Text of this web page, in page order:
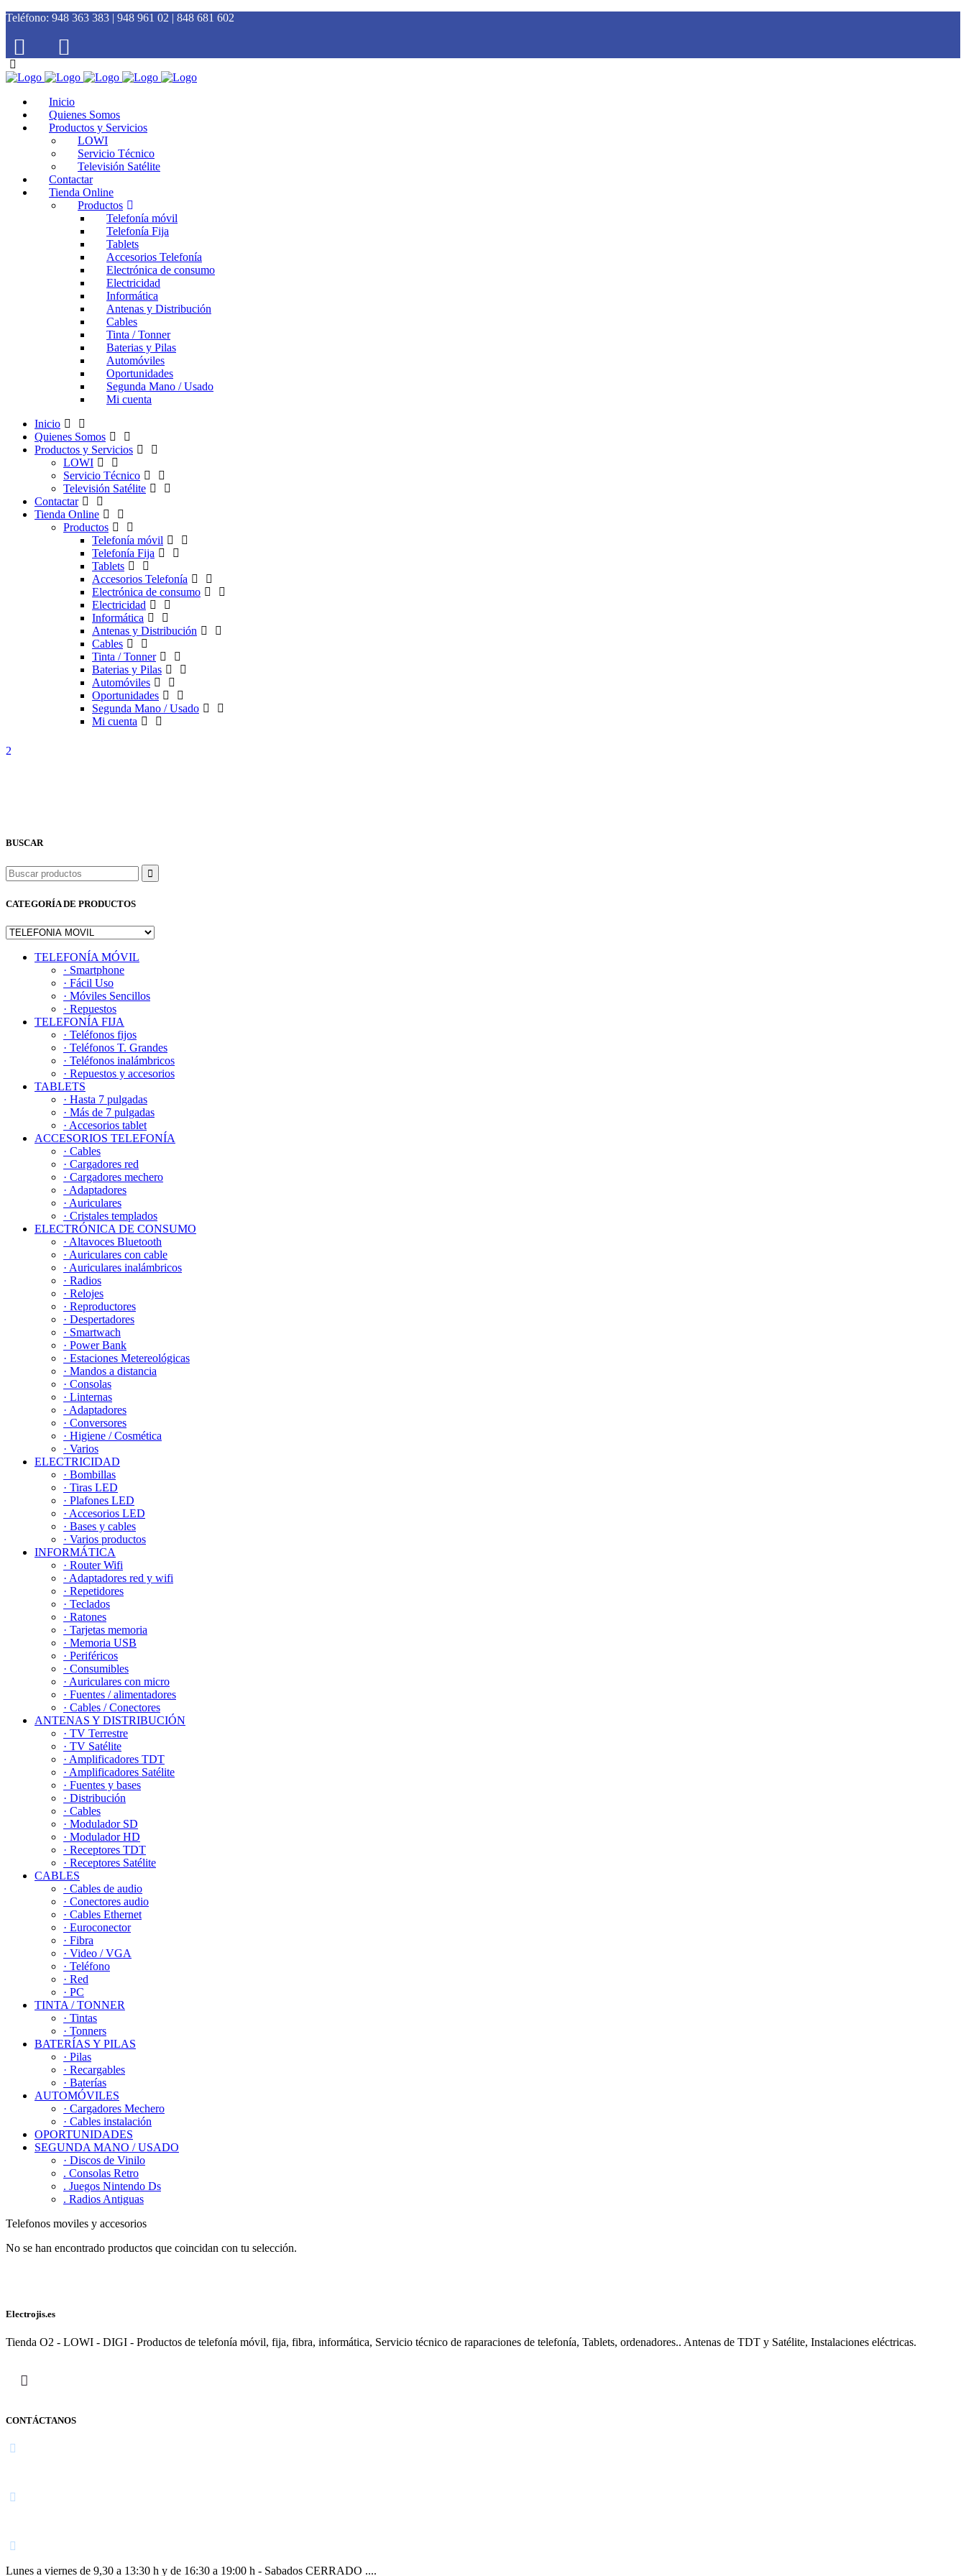
Teléfono: 948 363 383 | 948 961 02 | 848 681 602
Inicio
Quienes Somos
Productos y Servicios
LOWI
Servicio Técnico
Televisión Satélite
Contactar
Tienda Online
Productos
Telefonía móvil
Telefonía Fija
Tablets
Accesorios Telefonía
Electrónica de consumo
Electricidad
Informática
Antenas y Distribución
Cables
Tinta / Tonner
Baterias y Pilas
Automóviles
Oportunidades
Segunda Mano / Usado
Mi cuenta
Inicio
Quienes Somos
Productos y Servicios
LOWI
Servicio Técnico
Televisión Satélite
Contactar
Tienda Online
Productos
Telefonía móvil
Telefonía Fija
Tablets
Accesorios Telefonía
Electrónica de consumo
Electricidad
Informática
Antenas y Distribución
Cables
Tinta / Tonner
Baterias y Pilas
Automóviles
Oportunidades
Segunda Mano / Usado
Mi cuenta
BUSCAR
Buscar
CATEGORÍA DE PRODUCTOS
TELEFONÍA MÓVIL
· Smartphone
· Fácil Uso
· Móviles Sencillos
· Repuestos
TELEFONÍA FIJA
· Teléfonos fijos
· Teléfonos T. Grandes
· Teléfonos inalámbricos
· Repuestos y accesorios
TABLETS
· Hasta 7 pulgadas
· Más de 7 pulgadas
· Accesorios tablet
ACCESORIOS TELEFONÍA
· Cables
· Cargadores red
· Cargadores mechero
· Adaptadores
· Auriculares
· Cristales templados
ELECTRÓNICA DE CONSUMO
· Altavoces Bluetooth
· Auriculares con cable
· Auriculares inalámbricos
· Radios
· Relojes
· Reproductores
· Despertadores
· Smartwach
· Power Bank
· Estaciones Metereológicas
· Mandos a distancia
· Consolas
· Linternas
· Adaptadores
· Conversores
· Higiene / Cosmética
· Varios
ELECTRICIDAD
· Bombillas
· Tiras LED
· Plafones LED
· Accesorios LED
· Bases y cables
· Varios productos
INFORMÁTICA
· Router Wifi
· Adaptadores red y wifi
· Repetidores
· Teclados
· Ratones
· Tarjetas memoria
· Memoria USB
· Periféricos
· Consumibles
· Auriculares con micro
· Fuentes / alimentadores
· Cables / Conectores
ANTENAS Y DISTRIBUCIÓN
· TV Terrestre
· TV Satélite
· Amplificadores TDT
· Amplificadores Satélite
· Fuentes y bases
· Distribución
· Cables
· Modulador SD
· Modulador HD
· Receptores TDT
· Receptores Satélite
CABLES
· Cables de audio
· Conectores audio
· Cables Ethernet
· Euroconector
· Fibra
· Video / VGA
· Teléfono
· Red
· PC
TINTA / TONNER
· Tintas
· Tonners
BATERÍAS Y PILAS
· Pilas
· Recargables
· Baterías
AUTOMÓVILES
· Cargadores Mechero
· Cables instalación
OPORTUNIDADES
SEGUNDA MANO / USADO
· Discos de Vinilo
. Consolas Retro
. Juegos Nintendo Ds
. Radios Antiguas
Telefonos moviles y accesorios
No se han encontrado productos que coincidan con tu selección.
Electrojis.es
Tienda O2 - LOWI - DIGI - Productos de telefonía móvil, fija, fibra, informática, Servicio técnico de raparaciones de telefonía, Tablets, ordenadores.. Antenas de TDT y Satélite, Instalaciones eléctricas.
CONTÁCTANOS
Lunes a viernes de 9,30 a 13:30 h y de 16:30 a 19:00 h - Sabados CERRADO ....